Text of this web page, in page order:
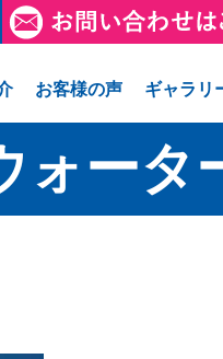
お客様の声 ギャラリ
ォータ